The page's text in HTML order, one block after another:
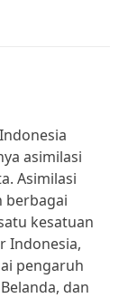
asimilasi
Asimilasi
berbagai
kesatuan
Indonesia,
pengaruh
dan